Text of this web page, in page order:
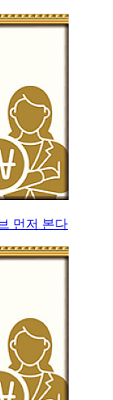
먼저 본다